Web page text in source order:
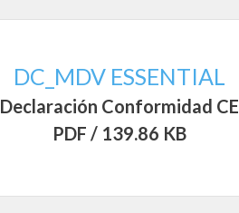
DC_MDV ESSENTIAL
Declaración Conformidad CE
PDF / 139.86 KB